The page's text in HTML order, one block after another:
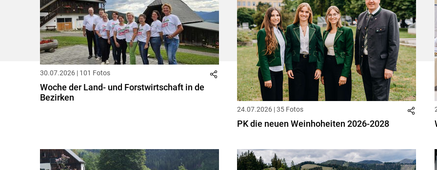
30.07.2026 | 101 Fotos
Woche der Land- und Forstwirtschaft in de
Bezirken
24.07.2026 | 35 Fotos
PK die neuen Weinhoheiten 2026-2028